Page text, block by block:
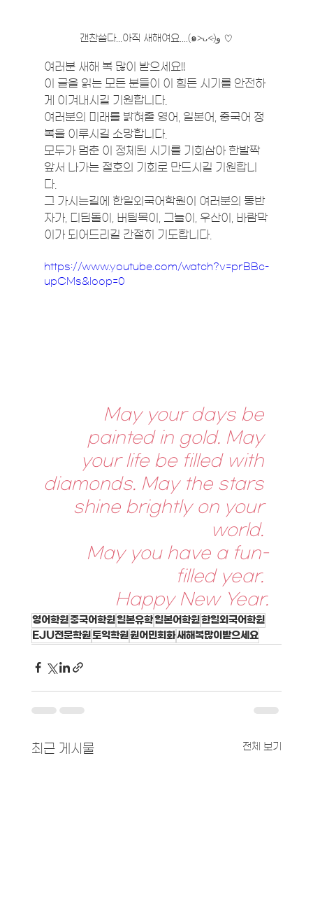
갠찬씀다...아직 새해여요....(๑˃̵ᴗ˂̵)و ♡
여러분 새해 복 많이 받으세요!!
이 글을 읽는 모든 분들이 이 힘든 시기를 안전하
게 이겨내시길 기원합니다.
여러분의 미래를 밝혀줄 영어, 일본어, 중국어 정
복을 이루시길 소망합니다.
모두가 멈춘 이 정체된 시기를 기회삼아 한발짝
앞서 나가는 절호의 기회로 만드시길 기원합니
다.
그 가시는길에 한일외국어학원이 여러분의 동반
자가, 디딤돌이, 버팀목이, 그늘이, 우산이, 바람막
이가 되어드리길 간절히 기도합니다.
https://www.youtube.com/watch?v=prBBc-
upCMs&loop=0
May your days be
painted in gold. May
your life be filled with
diamonds. May the stars
shine brightly on your
world.
May you have a fun-
filled year.
Happy New Year.
영어학원중국어학원일본유학일본어학원한일외국어학원
EJU전문학원토익학원원어민회화새해복많이받으세요
최근 게시물 전체 보기